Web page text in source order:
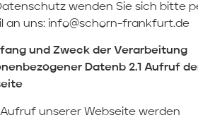
wenden Sie sich bitte
an uns: info@schorn-frankfurt.de
und Zweck der Verarbeitung
Datenb 2.1 Aufruf
Aufruf unserer Webseite werden